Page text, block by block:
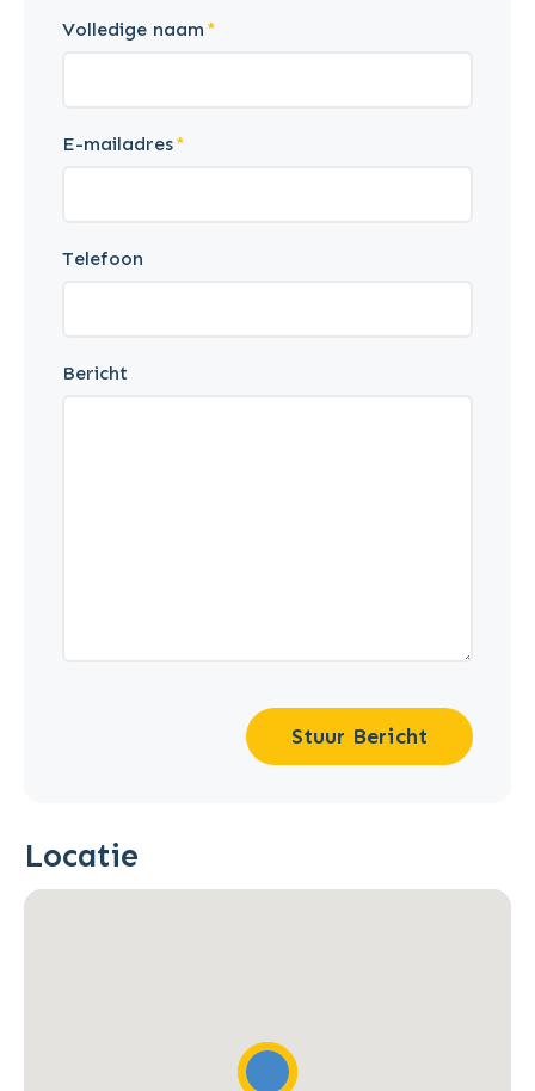
Volledige naam
E-mailadres
Telefoon
Bericht
Stuur Bericht
Locatie